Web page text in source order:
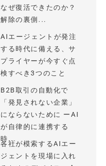
なぜ復活できたのか？
解除の裏側...
AIエージェントが発注
する時代に備える、サ
プライヤーが今すぐ点
検すべき3つのこと
B2B取引の自動化で
「発見されない企業」
にならないために ーAI
が自律的に連携する
時...
各社が模索するAIエー
ジェントを現場に入れ